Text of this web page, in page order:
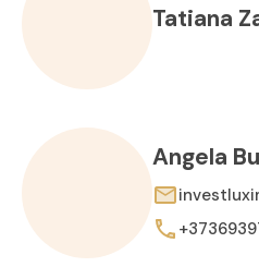
Tatiana
Angela